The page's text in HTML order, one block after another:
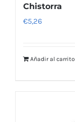
Chistorra
€5,26
Añadir al carrito